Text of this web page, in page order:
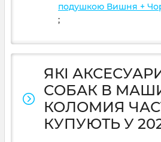
подушкою Вишня +
;
ЯКІ
СОБАК В
КОЛОМИЯ
КУПУЮТЬ У